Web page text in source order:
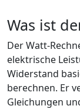
Was ist
Der Watt-
elektrische
Widerstand
berechnen. Er
Gleichungen